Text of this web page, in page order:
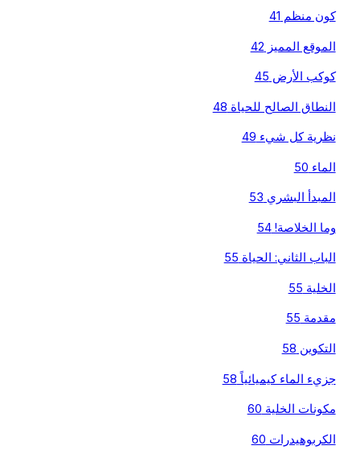
كون منظم 41
الموقع المميز 42
كوكب الأرض 45
النطاق الصالح للحياة 48
نظرية كل شيء 49
الماء 50
المبدأ البشري 53
وما الخلاصة! 54
الباب الثاني: الحياة 55
الخلية 55
مقدمة 55
التكوين 58
جزيء الماء كيميائياً 58
مكونات الخلية 60
الكربوهيدرات 60